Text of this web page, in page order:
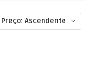
Preço: Ascendente